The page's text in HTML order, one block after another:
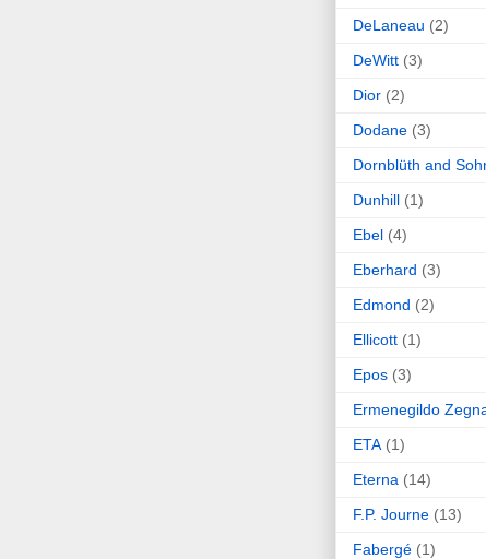
DeLaneau (2)
DeWitt (3)
Dior (2)
Dodane (3)
Dornblüth and
Dunhill (1)
Ebel (4)
Eberhard (3)
Edmond (2)
Ellicott (1)
Epos (3)
Ermenegildo
ETA (1)
Eterna (14)
F.P. Journe (13)
Fabergé (1)